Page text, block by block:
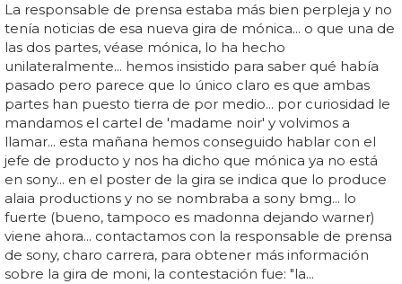
La responsable de prensa estaba más bien perpleja y no
tenía noticias de esa nueva gira de mónica... o que una de
las dos partes, véase mónica, lo ha hecho
unilateralmente... hemos insistido para saber qué había
pasado pero parece que lo único claro es que ambas
partes han puesto tierra de por medio... por curiosidad le
mandamos el cartel de 'madame noir' y volvimos a
llamar... esta mañana hemos conseguido hablar con el
jefe de producto y nos ha dicho que mónica ya no está
en sony... en el poster de la gira se indica que lo produce
alaia productions y no se nombraba a sony bmg... lo
fuerte (bueno, tampoco es madonna dejando warner)
viene ahora... contactamos con la responsable de prensa
de sony, charo carrera, para obtener más información
sobre la gira de moni, la contestación fue: "la...